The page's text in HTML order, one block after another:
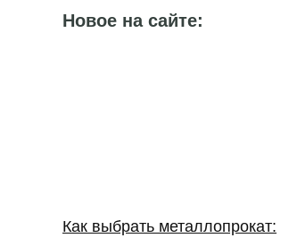
Новое на сайте:
Как выбрать металлопрокат: